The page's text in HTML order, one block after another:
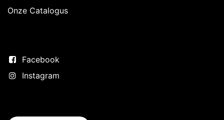
Onze Catalogus
Facebook
Instagram